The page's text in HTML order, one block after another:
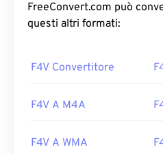
FreeConvert.com può
questi altri formati:
F4V Convertitore
F4V A M4A
F4V A WMA